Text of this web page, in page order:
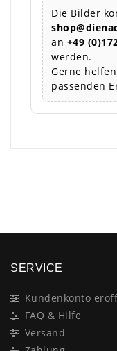
Die Bilder
an +49
werden.
Gerne
passenden
SERVICE
Kundenkonto
FAQ & Hilfe
Versand